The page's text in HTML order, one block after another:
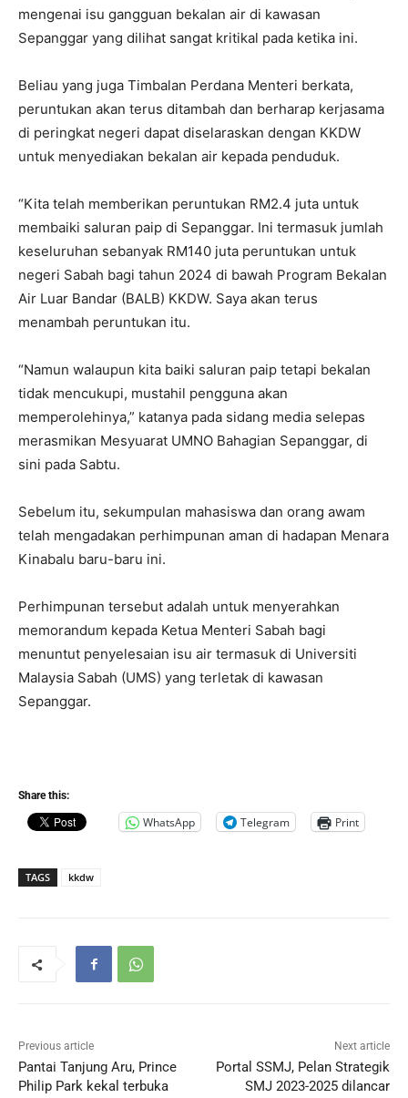
mengenai isu gangguan bekalan air di kawasan
Sepanggar yang dilihat sangat kritikal pada ketika ini.
Beliau yang juga Timbalan Perdana Menteri berkata,
peruntukan akan terus ditambah dan berharap kerjasama
di peringkat negeri dapat diselaraskan dengan KKDW
untuk menyediakan bekalan air kepada penduduk.
“Kita telah memberikan peruntukan RM2.4 juta untuk
membaiki saluran paip di Sepanggar. Ini termasuk jumlah
keseluruhan sebanyak RM140 juta peruntukan untuk
negeri Sabah bagi tahun 2024 di bawah Program Bekalan
Air Luar Bandar (BALB) KKDW. Saya akan terus
menambah peruntukan itu.
“Namun walaupun kita baiki saluran paip tetapi bekalan
tidak mencukupi, mustahil pengguna akan
memperolehinya,” katanya pada sidang media selepas
merasmikan Mesyuarat UMNO Bahagian Sepanggar, di
sini pada Sabtu.
Sebelum itu, sekumpulan mahasiswa dan orang awam
telah mengadakan perhimpunan aman di hadapan Menara
Kinabalu baru-baru ini.
Perhimpunan tersebut adalah untuk menyerahkan
memorandum kepada Ketua Menteri Sabah bagi
menuntut penyelesaian isu air termasuk di Universiti
Malaysia Sabah (UMS) yang terletak di kawasan
Sepanggar.
Share this:
WhatsApp Telegram Print
TAGS kkdw
Previous article
Pantai Tanjung Aru, Prince
Philip Park kekal terbuka
Next article
Portal SSMJ, Pelan Strategik
SMJ 2023-2025 dilancar